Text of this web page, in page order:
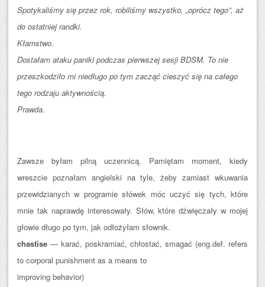
Spotykaliśmy się przez rok, robiliśmy wszystko, „oprócz tego”, aż
do ostatniej randki.
Kłamstwo.
Dostałam ataku paniki podczas pierwszej sesji BDSM. To nie
przeszkodziło mi niedługo po tym zacząć cieszyć się na całego
tego rodzaju aktywnością.
Prawda.
Zawsze byłam pilną uczennicą. Pamiętam moment, kiedy
wreszcie poznałam angielski na tyle, żeby zamiast wkuwania
przewidzianych w programie słówek móc uczyć się tych, które
mnie tak naprawdę interesowały. Słów, które dźwięczały w mojej
głowie długo po tym, jak odłożyłam słownik.
chastise — karać, poskramiać, chłostać, smagać (eng.def. refers
to corporal punishment as a means to
improving behavior)